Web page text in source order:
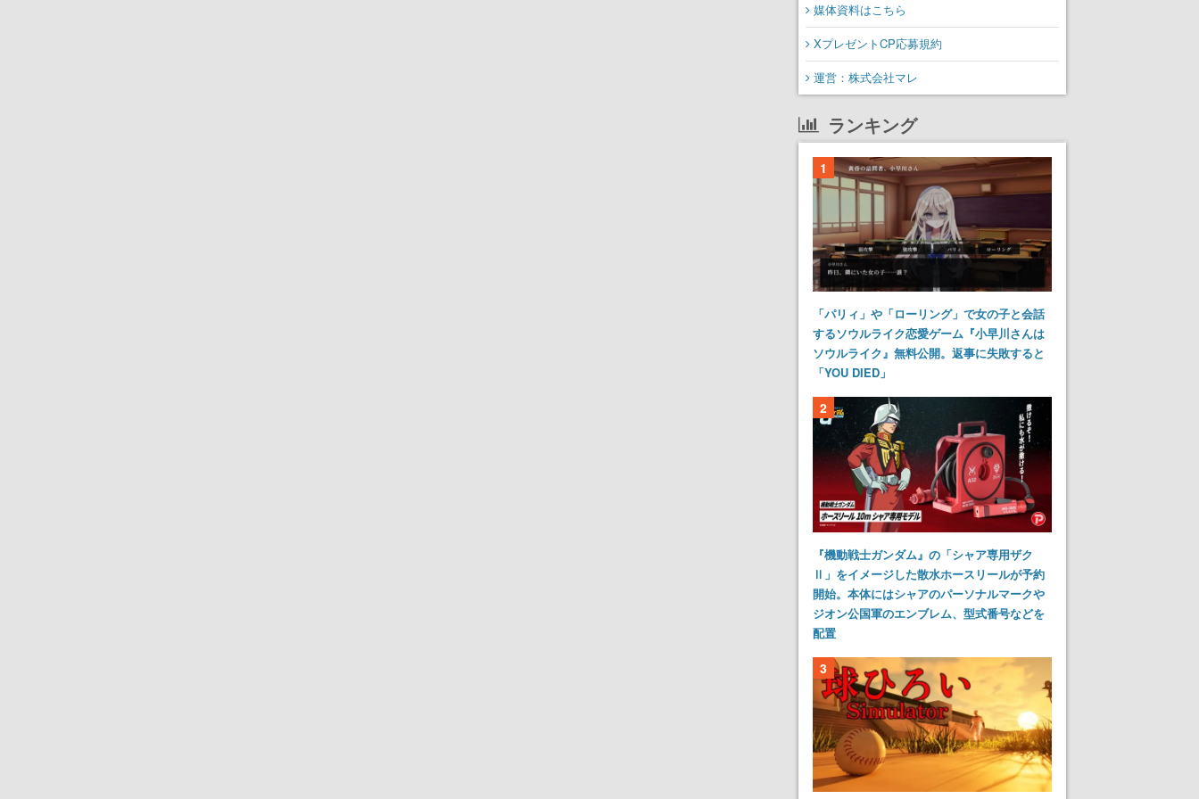
媒体資料はこちら
XプレゼントCP応募規約
運営：株式会社マレ
ランキング
1
「パリィ」や「ローリング」で女の子と会話
するソウルライク恋愛ゲーム『小早川さんは
ソウルライク』無料公開。返事に失敗すると
「YOU DIED」
2
『機動戦士ガンダム』の「シャア専用ザク
Ⅱ」をイメージした散水ホースリールが予約
開始。本体にはシャアのパーソナルマークや
ジオン公国軍のエンブレム、型式番号などを
配置
3